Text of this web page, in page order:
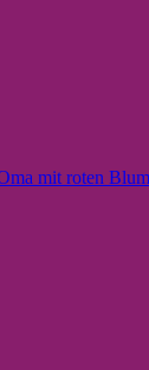
mit roten